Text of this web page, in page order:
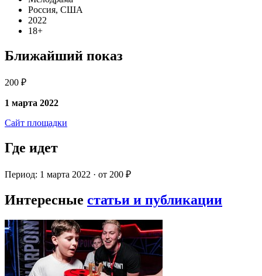
Россия, США
2022
18+
Ближайший показ
200 ₽
1 марта 2022
Сайт площадки
Где идет
Период: 1 марта 2022 · от 200 ₽
Интересные статьи и публикации